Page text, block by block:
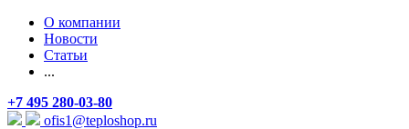
О компании
Новости
Статьи
...
+7 495 280-03-80
ofis1@teploshop.ru